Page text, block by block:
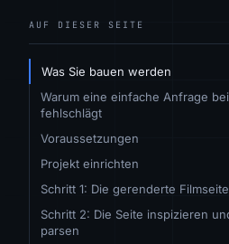
AUF DIESER SEITE
Was Sie bauen werden
Warum eine einfache Anfrage
fehlschlägt
Voraussetzungen
Projekt einrichten
Schritt 1: Die gerenderte
Schritt 2: Die Seite inspizieren
parsen